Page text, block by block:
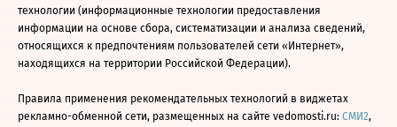
технологии (информационные технологии предоставления
информации на основе сбора, систематизации и анализа сведений,
относящихся к предпочтениям пользователей сети «Интернет»,
находящихся на территории Российской Федерации).
Правила применения рекомендательных технологий в виджетах
рекламно-обменной сети, размещенных на сайте vedomosti.ru: СМИ2,